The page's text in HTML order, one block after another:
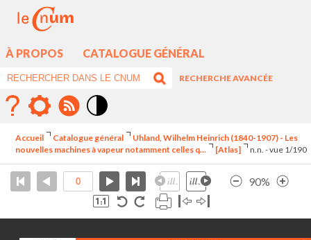
À PROPOS CATALOGUE GÉNÉRAL
RECHERCHE AVANCÉE
élévé
Accueil Catalogue général
Uhland, Wilhelm Heinrich (1840-1907) - Les
nouvelles machines à vapeur notamment celles q...
[Atlas] n.n. - vue 1/190
90%